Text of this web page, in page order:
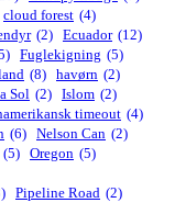
cloud forest (4)
(2) Ecuador (12)
Fuglekigning (5)
(8) havørn (2)
Sol (2) Islom (2)
timeout (4)
(6) Nelson Can (2)
(5) Oregon (5)
Pipeline Road (2)